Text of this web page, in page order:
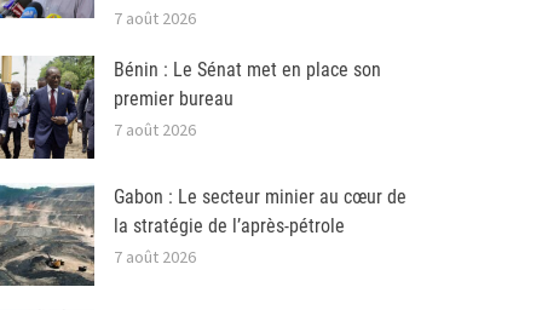
7 août 2026
Bénin : Le Sénat met en place son
premier bureau
7 août 2026
Gabon : Le secteur minier au cœur de
la stratégie de l’après-pétrole
7 août 2026